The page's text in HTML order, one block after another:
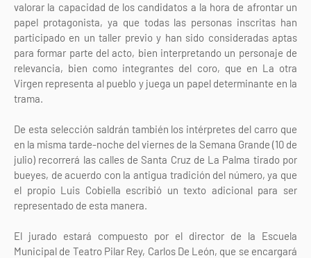
valorar la capacidad de los candidatos a la hora de afrontar un
papel protagonista, ya que todas las personas inscritas han
participado en un taller previo y han sido consideradas aptas
para formar parte del acto, bien interpretando un personaje de
relevancia, bien como integrantes del coro, que en La otra
Virgen representa al pueblo y juega un papel determinante en la
trama.
De esta selección saldrán también los intérpretes del carro que
en la misma tarde-noche del viernes de la Semana Grande (10 de
julio) recorrerá las calles de Santa Cruz de La Palma tirado por
bueyes, de acuerdo con la antigua tradición del número, ya que
el propio Luis Cobiella escribió un texto adicional para ser
representado de esta manera.
El jurado estará compuesto por el director de la Escuela
Municipal de Teatro Pilar Rey, Carlos De León, que se encargará